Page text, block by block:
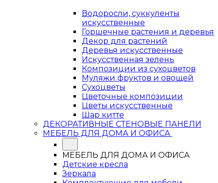
Водоросли, суккуленты
искусственные
Горшечные растения и деревья
Декор для растений
Деревья искусственные
Искусственная зелень
Композиции из сухоцветов
Муляжи фруктов и овощей
Сухоцветы
Цветочные композиции
Цветы искусственные
Шар китте
ДЕКОРАТИВНЫЕ СТЕНОВЫЕ ПАНЕЛИ
МЕБЕЛЬ ДЛЯ ДОМА И ОФИСА
МЕБЕЛЬ ДЛЯ ДОМА И ОФИСА
Детские кресла
Зеркала